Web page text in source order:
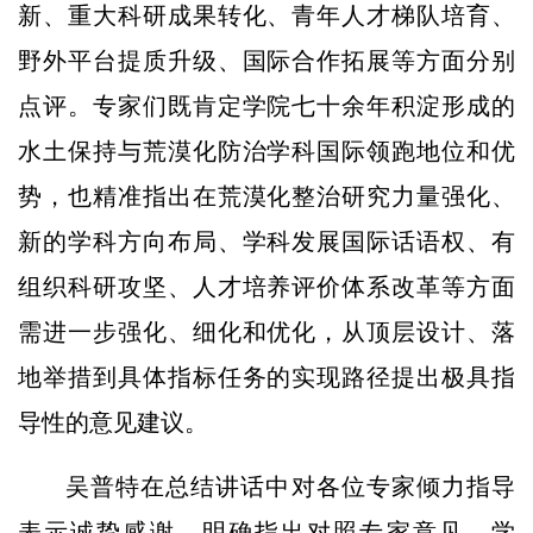
新、重大科研成果转化、青年人才梯队培育、
野外平台提质升级、国际合作拓展等方面分别
点评。专家们既肯定学院七十余年积淀形成的
水土保持与荒漠化防治学科国际领跑地位和优
势，也精准指出在荒漠化整治研究力量强化、
新的学科方向布局、学科发展国际话语权、有
组织科研攻坚、人才培养评价体系改革等方面
需进一步强化、细化和优化，从顶层设计、落
地举措到具体指标任务的实现路径提出极具指
导性的意见建议。
吴普特在总结讲话中对各位专家倾力指导